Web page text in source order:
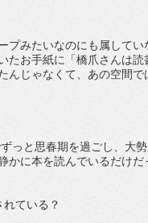
プみたいなのにも属して
たお手紙に「橋爪さんは
んじゃなくて、あの空間で
っと思春期を過ごし、大
かに本を読んでいるだけ
ている？